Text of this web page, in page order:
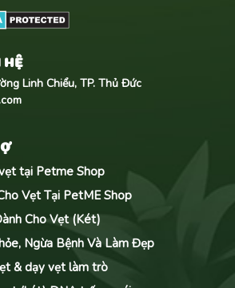
HỆ
Linh Chiểu, TP. Thủ Đức
tại Petme Shop
Vẹt Tại PetME Shop
Cho Vẹt (Két)
Ngừa Bệnh Và Làm Đẹp
& dạy vẹt làm trò